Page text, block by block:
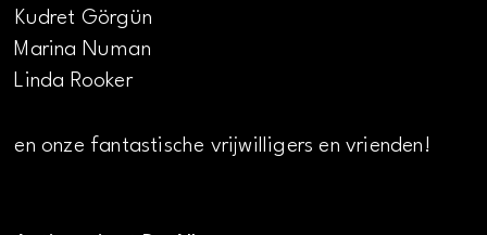
Kudret Görgün
Marina Numan
Linda Rooker
en onze fantastische vrijwilligers en vrienden!